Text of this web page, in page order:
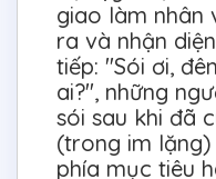
giao làm nhân
ra và nhận
tiếp: "Sói ơi,
ai?", những
sói sau khi đã
(trong im
phía mục tiêu